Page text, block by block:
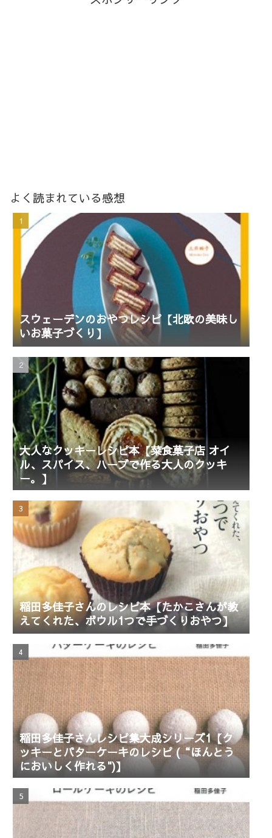
よく読まれている感想
スウェーデンのおやつレシピ【北欧の美味し
いお菓子づくり】
大人なクッキーレシピ本【菜食菓子店 オイ
ル、スパイス、ハーブで作る大人のクッキ
ー。】
稲田多佳子さんのレシピ本【たかこさんが教
えてくれた、ボウル1つで手づくりおやつ】
稲田多佳子さんレシピ集大成シリーズ1【ク
ッキーとバターケーキのレシピ (“ほんとう
においしく作れる")】